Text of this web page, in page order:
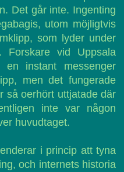
Det går inte. Ingenting
utom möjligtvis
som lyder under
Forskare vid Uppsala
en instant messenger
men det fungerade
så oerhört uttjatade där
inte var någon
huvudtaget.
i princip att tyna
och internets historia